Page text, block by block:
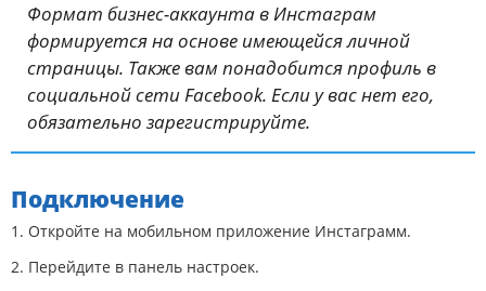
Формат бизнес-аккаунта в Инстаграм
формируется на основе имеющейся личной
страницы. Также вам понадобится профиль в
социальной сети Facebook. Если у вас нет его,
обязательно зарегистрируйте.
Подключение
1. Откройте на мобильном приложение Инстаграмм.
2. Перейдите в панель настроек.